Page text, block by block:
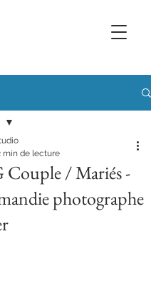
/ Mariés -
photographe
min de lecture